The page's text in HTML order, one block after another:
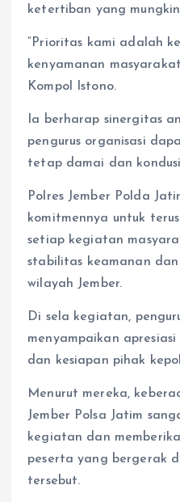
ketertiban yang
“Prioritas kami adalah
kenyamanan
Kompol Istono.
Ia berharap sinergitas
pengurus organisasi
tetap damai dan
Polres Jember Polda
komitmennya untuk
setiap kegiatan
stabilitas keamanan
wilayah Jember.
Di sela kegiatan,
menyampaikan
dan kesiapan pihak
Menurut mereka,
Jember Polsa Jatim
kegiatan dan
peserta yang bergerak
tersebut.